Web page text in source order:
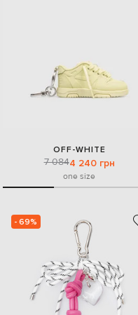
OFF-WHITE
7 0844 240 грн
one size
- 69%